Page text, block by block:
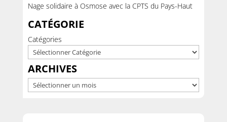
Nage solidaire à Osmose avec la CPTS du Pays-Haut
CATÉGORIE
Catégories
ARCHIVES
Archives